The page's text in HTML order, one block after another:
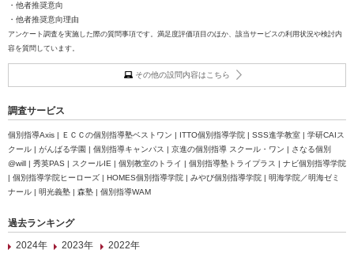
・他者推奨意向
・他者推奨意向理由
アンケート調査を実施した際の質問事項です。満足度評価項目のほか、該当サービスの利用状況や検討内
容を質問しています。
その他の設問内容はこちら
調査サービス
個別指導Axis | ＥＣＣの個別指導塾ベストワン | ITTO個別指導学院 | SSS進学教室 | 学研CAIス
クール | がんばる学園 | 個別指導キャンパス | 京進の個別指導 スクール・ワン | さなる個別
@will | 秀英PAS | スクールIE | 個別教室のトライ | 個別指導塾トライプラス | ナビ個別指導学院
| 個別指導学院ヒーローズ | HOMES個別指導学院 | みやび個別指導学院 | 明海学院／明海ゼミ
ナール | 明光義塾 | 森塾 | 個別指導WAM
過去ランキング
2024年
2023年 2022年